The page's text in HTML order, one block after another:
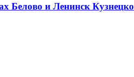
Белово и Ленинск